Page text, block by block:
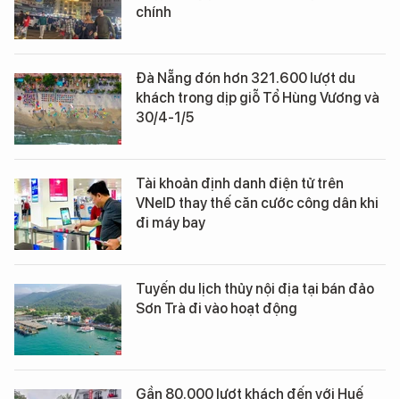
chính
Đà Nẵng đón hơn 321.600 lượt du
khách trong dịp giỗ Tổ Hùng Vương và
30/4-1/5
Tài khoản định danh điện tử trên
VNeID thay thế căn cước công dân khi
đi máy bay
Tuyến du lịch thủy nội địa tại bán đảo
Sơn Trà đi vào hoạt động
Gần 80.000 lượt khách đến với Huế